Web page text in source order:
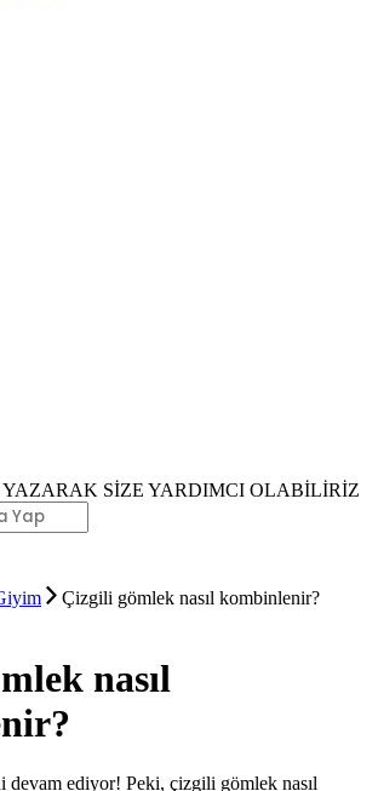
SİZE YARDIMCI OLABİLİRİZ
Çizgili gömlek nasıl kombinlenir?
nasıl
ediyor! Peki, çizgili gömlek nasıl